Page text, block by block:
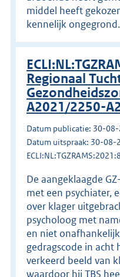
middel heeft
kennelijk ongegrond.
Regionaal
A2021/2250-
Datum publicatie: 30-
Datum uitspraak: 30-08-
De aangeklaagde
met een psychiater,
over klager
psycholoog met
en niet
gedragscode in acht
verkeerd beeld van
waardoor hij TBS